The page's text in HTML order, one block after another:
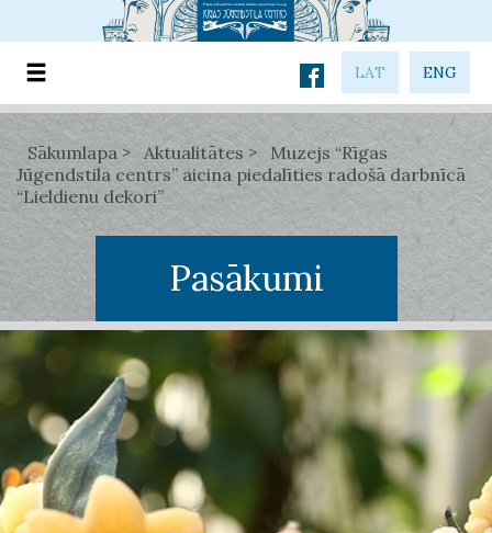
LAT ENG
Sākumlapa Aktualitātes
Muzejs “Rīgas
Jūgendstila centrs” aicina piedalīties radošā darbnīcā
“Lieldienu dekori”
Pasākumi